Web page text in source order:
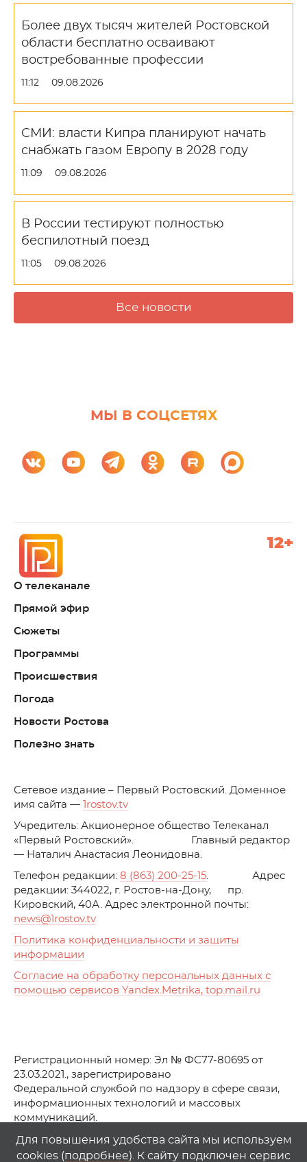
Более двух тысяч жителей Ростовской
области бесплатно осваивают
востребованные профессии
11:12 09.08.2026
СМИ: власти Кипра планируют начать
снабжать газом Европу в 2028 году
11:09 09.08.2026
В России тестируют полностью
беспилотный поезд
11:05 09.08.2026
Все новости
МЫ В СОЦСЕТЯХ
О телеканале
Прямой эфир
Сюжеты
Программы
Происшествия
Погода
Новости Ростова
Полезно знать
12+
Cетевое издание – Первый Ростовский. Доменное
имя сайта —
1rostov.tv
Учредитель: Акционерное общество Телеканал
«Первый Ростовский». Главный редактор
— Наталич Анастасия Леонидовна.
Телефон редакции: 8 (863) 200-25-15. Адрес
редакции: 344022, г. Ростов-на-Дону, пр.
Кировский, 40А. Адрес электронной почты:
news@1rostov.tv
Политика конфиденциальности и защиты
информации
Согласие на обработку персональных данных с
помощью сервисов Yandex.Metrika, top.mail.ru
Регистрационный номер: Эл № ФС77-80695 от
23.03.2021., зарегистрировано
Федеральной службой по надзору в сфере связи,
информационных технологий и массовых
коммуникаций.
© АО Телеканал «Первый Ростовский» (2021-2025)
Для повышения удобства сайта мы используем
cookies (подробнее). К сайту подключен сервис